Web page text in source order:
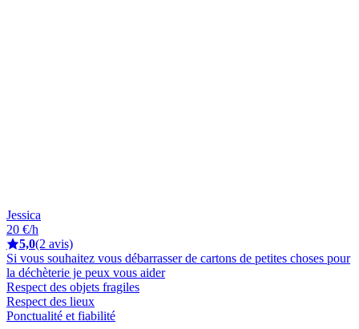
Jessica
20 €/h
5,0(2 avis)
Si vous souhaitez vous débarrasser de cartons de petites choses pour
la déchèterie je peux vous aider
Respect des objets fragiles
Respect des lieux
Ponctualité et fiabilité